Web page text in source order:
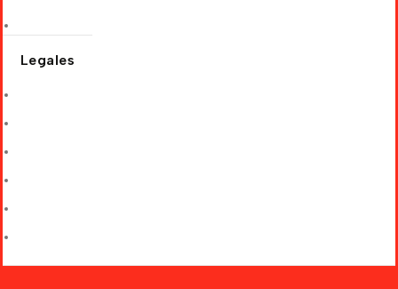
Legales